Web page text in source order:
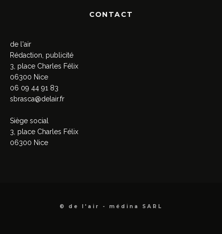
CONTACT
de l'air
Rédaction, publicité
3, place Charles Félix
06300 Nice
06 09 44 91 83
sbrasca@delair.fr
Siège social
3, place Charles Félix
06300 Nice
© de l'air - médina SARL